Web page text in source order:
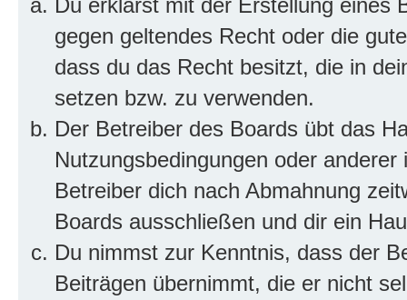
Du erklärst mit der Erstellung eines
gegen geltendes Recht oder die
dass du das Recht besitzt, die in
setzen bzw. zu verwenden.
Der Betreiber des Boards übt das
Nutzungsbedingungen oder
Betreiber dich nach Abmahnung
Boards ausschließen und dir ein
Du nimmst zur Kenntnis, dass der
Beiträgen übernimmt, die er nicht